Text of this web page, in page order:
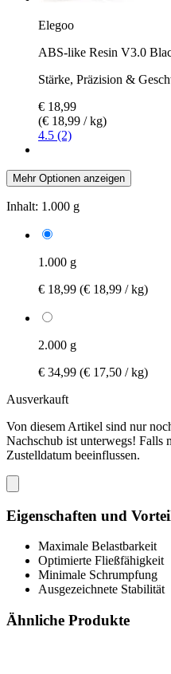
Elegoo
ABS-like Resin V3.0
Stärke, Präzision &
€ 18,99
(€ 18,99 / kg)
4.5 (2)
Mehr Optionen anzeigen
Inhalt: 1.000 g
1.000 g
€ 18,99 (€ 18,99 / kg)
2.000 g
€ 34,99 (€ 17,50 / kg)
Ausverkauft
Von diesem Artikel sind nur
Nachschub ist unterwegs! Falls
Zustelldatum beeinflussen.
Eigenschaften und
Maximale Belastbarkeit
Optimierte Fließfähigkeit
Minimale Schrumpfung
Ausgezeichnete Stabilität
Ähnliche Produkte